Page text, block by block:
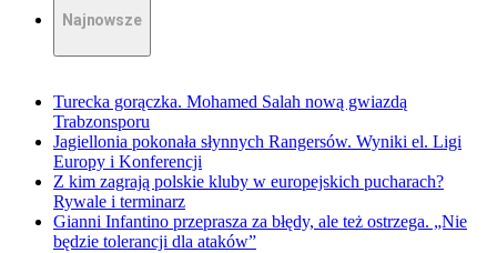
Najnowsze
Turecka gorączka. Mohamed Salah nową gwiazdą
Trabzonsporu
Jagiellonia pokonała słynnych Rangersów. Wyniki el. Ligi
Europy i Konferencji
Z kim zagrają polskie kluby w europejskich pucharach?
Rywale i terminarz
Gianni Infantino przeprasza za błędy, ale też ostrzega. „Nie
będzie tolerancji dla ataków”